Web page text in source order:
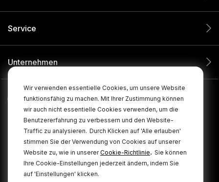
Wir verwenden essentielle Cookies, um unsere Website
funktionsfähig zu machen. Mit Ihrer Zustimmung können
wir auch nicht essentielle Cookies verwenden, um die
Benutzererfahrung zu verbessern und den Website-
Traffic zu analysieren. Durch Klicken auf 'Alle erlauben'
stimmen Sie der Verwendung von Cookies auf unserer
Website zu, wie in unsererCookie-Richtlinie. Sie können
Ihre Cookie-Einstellungen jederzeit ändern, indem Sie
auf 'Einstellungen' klicken.
Service
Unternehmen
© 2026 RØDE Alle Rechte vorbehalten.